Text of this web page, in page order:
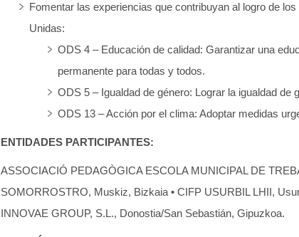
Fomentar las experiencias que contribuyan al logro de
Unidas:
ODS 4 – Educación de calidad: Garantizar una
permanente para todas y todos.
ODS 5 – Igualdad de género: Lograr la igualdad
ODS 13 – Acción por el clima: Adoptar medidas
ENTIDADES PARTICIPANTES:
ASSOCIACIÓ PEDAGÒGICA ESCOLA MUNICIPAL DE
SOMORROSTRO, Muskiz, Bizkaia • CIFP USURBIL LHII,
INNOVAE GROUP, S.L., Donostia/San Sebastián, Gipuzkoa.